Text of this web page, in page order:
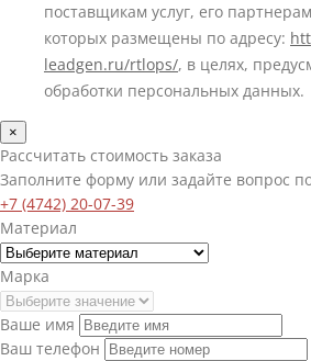
поставщикам услуг, его
которых размещены по адресу:
leadgen.ru/rtlops/, в целях,
обработки персональных данных.
×
Рассчитать стоимость заказа
Заполните форму или задайте вопрос
+7 (4742) 20-07-39
Материал
Марка
Ваше имя
Ваш телефон